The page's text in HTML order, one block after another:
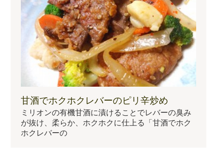
甘酒でホクホクレバーのピリ辛炒め
ミリオンの有機甘酒に漬けることでレバーの臭み
が抜け、柔らか、ホクホクに仕上る「甘酒でホク
ホクレバーの